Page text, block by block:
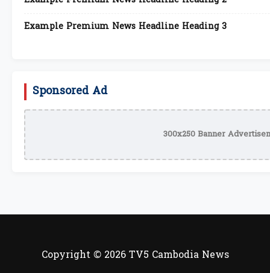
Example Premium News Headline Heading 3
Sponsored Ad
300x250 Banner
Copyright © 2026 TV5 Cambodia News